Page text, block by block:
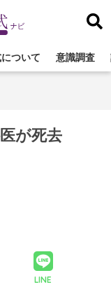
ついて 意識調査
が死去
LINE